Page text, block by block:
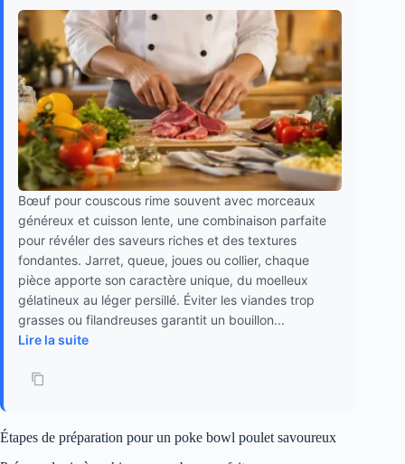
Bœuf pour couscous rime souvent avec morceaux
généreux et cuisson lente, une combinaison parfaite
pour révéler des saveurs riches et des textures
fondantes. Jarret, queue, joues ou collier, chaque
pièce apporte son caractère unique, du moelleux
gélatineux au léger persillé. Éviter les viandes trop
grasses ou filandreuses garantit un bouillon...
Lire la suite
Étapes de préparation pour un poke bowl poulet savoureux